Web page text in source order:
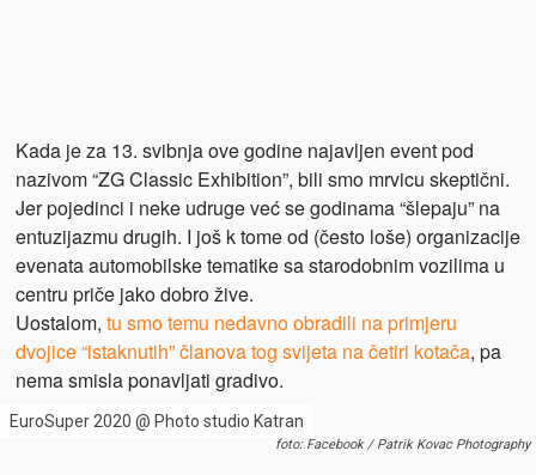
Kada je za 13. svibnja ove godine najavljen event pod
nazivom “ZG Classic Exhibition”, bili smo mrvicu skeptični.
Jer pojedinci i neke udruge već se godinama “šlepaju” na
entuzijazmu drugih. I još k tome od (često loše) organizacije
evenata automobilske tematike sa starodobnim vozilima u
centru priče jako dobro žive.
Uostalom, tu smo temu nedavno obradili na primjeru
dvojice “istaknutih” članova tog svijeta na četiri kotača, pa
nema smisla ponavljati gradivo.
EuroSuper 2020 @ Photo studio Katran
foto: Facebook / Patrik Kovac Photography